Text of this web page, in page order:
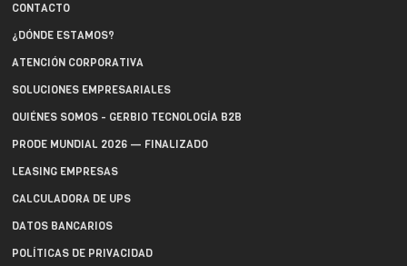
CONTACTO
¿DÓNDE ESTAMOS?
ATENCIÓN CORPORATIVA
SOLUCIONES EMPRESARIALES
QUIÉNES SOMOS - GERBIO TECNOLOGÍA B2B
PRODE MUNDIAL 2026 — FINALIZADO
LEASING EMPRESAS
CALCULADORA DE UPS
DATOS BANCARIOS
POLÍTICAS DE PRIVACIDAD